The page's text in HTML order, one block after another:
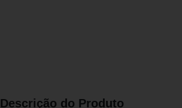
Descrição do Produto